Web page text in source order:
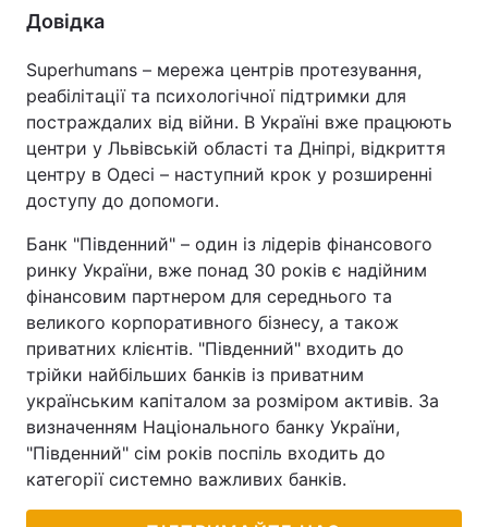
Довідка
Superhumans – мережа центрів протезування,
реабілітації та психологічної підтримки для
постраждалих від війни. В Україні вже працюють
центри у Львівській області та Дніпрі, відкриття
центру в Одесі – наступний крок у розширенні
доступу до допомоги.
Банк "Південний" – один із лідерів фінансового
ринку України, вже понад 30 років є надійним
фінансовим партнером для середнього та
великого корпоративного бізнесу, а також
приватних клієнтів. "Південний" входить до
трійки найбільших банків із приватним
українським капіталом за розміром активів. За
визначенням Національного банку України,
"Південний" сім років поспіль входить до
категорії системно важливих банків.